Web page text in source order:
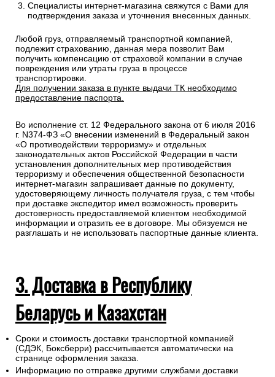
Специалисты интернет-магазина свяжутся с Вами для
подтверждения заказа и уточнения внесенных данных.
Любой груз, отправляемый транспортной компанией,
подлежит страхованию, данная мера позволит Вам
получить компенсацию от страховой компании в случае
повреждения или утраты груза в процессе
транспортировки.
Для получении заказа в пункте выдачи ТК необходимо
предоставление паспорта.
Во исполнение ст. 12 Федерального закона от 6 июля 2016
г. N374-ФЗ «О внесении изменений в Федеральный закон
«О противодействии терроризму» и отдельных
законодательных актов Российской Федерации в части
установления дополнительных мер противодействия
терроризму и обеспечения общественной безопасности
интернет-магазин запрашивает данные по документу,
удостоверяющему личность получателя груза, с тем чтобы
при доставке экспедитор имел возможность проверить
достоверность предоставляемой клиентом необходимой
информации и отразить ее в договоре. Мы обязуемся не
разглашать и не использовать паспортные данные клиента.
3. Доставка в Республику
Беларусь и Казахстан
Сроки и стоимость доставки транспортной компанией
(СДЭК, Боксберри) рассчитывается автоматически на
странице оформления заказа.
Информацию по отправке другими службами доставки